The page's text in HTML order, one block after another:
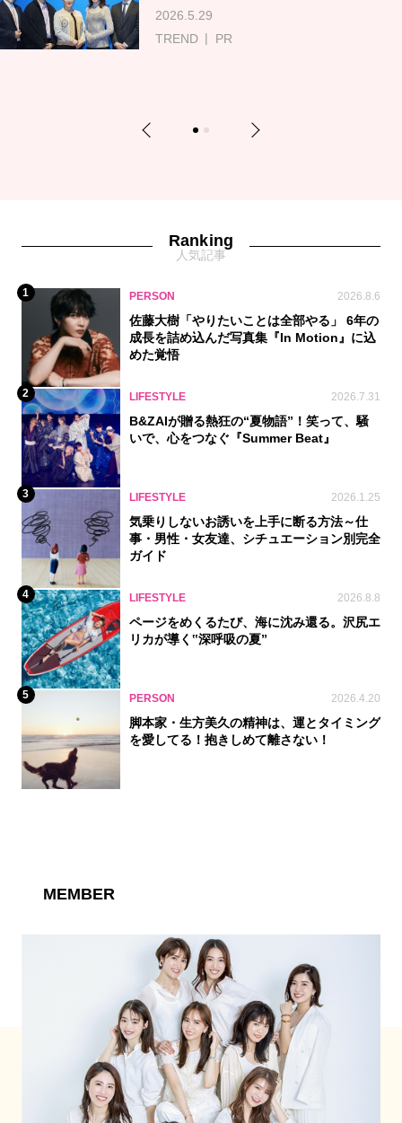
2026.5.29
TREND
PR
Previous 1 2 Next
Ranking
人気記事
1 PERSON 2026.8.6
佐藤大樹「やりたいことは全部やる」 6年の
成長を詰め込んだ写真集『In Motion』に込
めた覚悟
2 LIFESTYLE 2026.7.31
B&ZAIが贈る熱狂の“夏物語”！笑って、騒
いで、心をつなぐ『Summer Beat』
3 LIFESTYLE 2026.1.25
気乗りしないお誘いを上手に断る方法～仕
事・男性・女友達、シチュエーション別完全
ガイド
4 LIFESTYLE 2026.8.8
ページをめくるたび、海に沈み還る。沢尻エ
リカが導く‟深呼吸の夏”
5 PERSON 2026.4.20
脚本家・生方美久の精神は、運とタイミング
を愛してる！抱きしめて離さない！
MEMBER